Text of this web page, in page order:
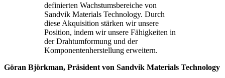
definierten Wachstumsbereiche von
Sandvik Materials Technology. Durch
diese Akquisition stärken wir unsere
Position, indem wir unsere Fähigkeiten in
der Drahtumformung und der
Komponentenherstellung erweitern.
Göran Björkman, Präsident von Sandvik Materials Technology